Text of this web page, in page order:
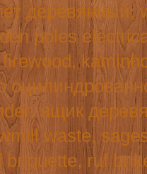
деревянный,
poles
firewood,
, ящик
waste,
briquette, ruf